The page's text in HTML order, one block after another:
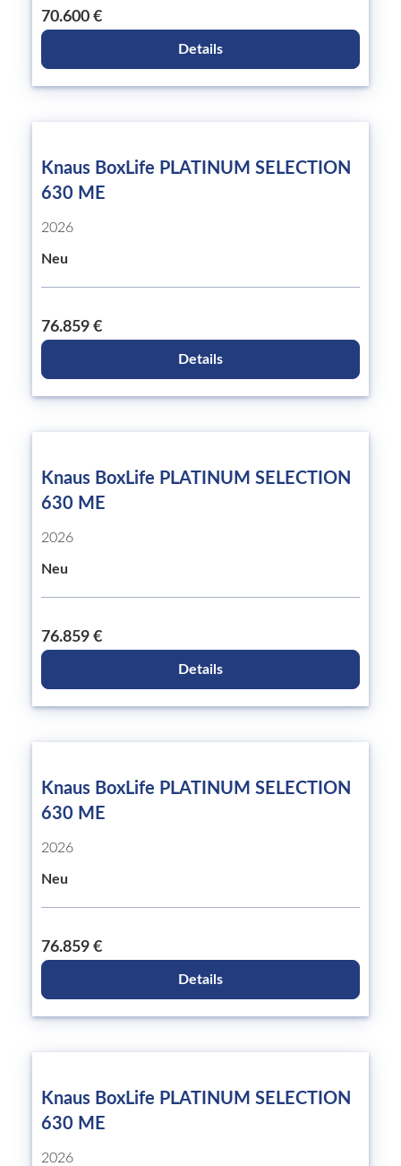
70.600 €
Details
Knaus BoxLife PLATINUM SELECTION
630 ME
2026
Neu
76.859 €
Details
Knaus BoxLife PLATINUM SELECTION
630 ME
2026
Neu
76.859 €
Details
Knaus BoxLife PLATINUM SELECTION
630 ME
2026
Neu
76.859 €
Details
Knaus BoxLife PLATINUM SELECTION
630 ME
2026